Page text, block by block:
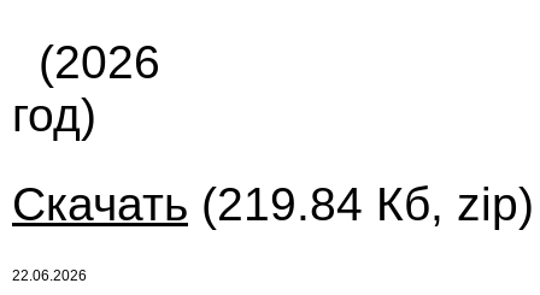
(2026
год)
Скачать (219.84 Кб,
22.06.2026